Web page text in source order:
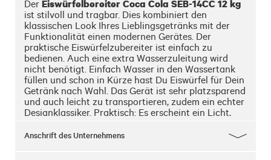
Der Eiswürfelbereiter Coca Cola SEB-14CC 12 kg
ist stilvoll und tragbar. Dies kombiniert den
klassischen Look Ihres Lieblingsgetränks mit der
Funktionalität einen modernen Gerätes. Der
praktische Eiswürfelzubereiter ist einfach zu
bedienen. Auch eine extra Wasserzuleitung wird
nicht benötigt. Einfach Wasser in den Wassertank
füllen und schon in Kürze hast Du Eiswürfel für Dein
Getränk nach Wahl. Das Gerät ist sehr platzsparend
und auch leicht zu transportieren, zudem ein echter
Designklassiker. Praktisch: Es erscheint ein Licht,
ausreicht. Zudem hat es ein transparentes
Anschrift des Unternehmens